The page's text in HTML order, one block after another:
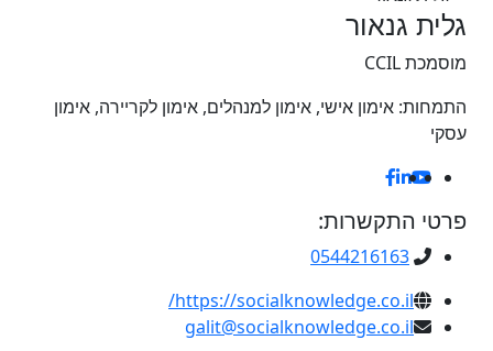
גלית גנאור
מוסמכת CCIL
התמחות: אימון אישי, אימון למנהלים, אימון לקריירה, אימון
עסקי
פרטי התקשרות:
0544216163
https://socialknowledge.co.il/
galit@socialknowledge.co.il